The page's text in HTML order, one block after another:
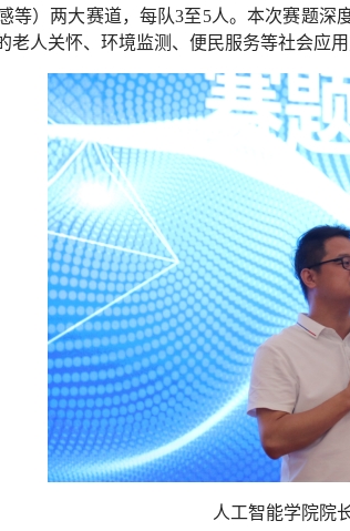
等）两大赛道，每队3至5人。本次赛题
老人关怀、环境监测、便民服务等社会应
人工智能学院院